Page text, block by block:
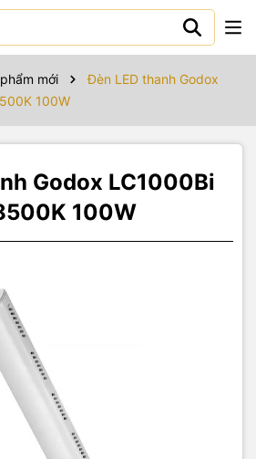
mới
Đèn LED thanh Godox
100W
Godox LC1000Bi
100W